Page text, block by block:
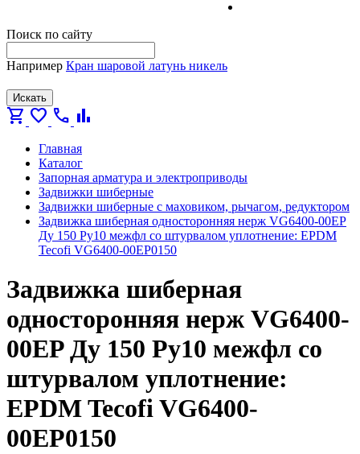
Поиск по сайту
Например Кран шаровой латунь никель
Искать
shopping_cart favorite call bar_chart
Главная
Каталог
Запорная арматура и электроприводы
Задвижки шиберные
Задвижки шиберные с маховиком, рычагом, редуктором
Задвижка шиберная односторонняя нерж VG6400-00EP
Ду 150 Ру10 межфл со штурвалом уплотнение: EPDM
Tecofi VG6400-00EP0150
Задвижка шиберная
односторонняя нерж VG6400-
00EP Ду 150 Ру10 межфл со
штурвалом уплотнение:
EPDM Tecofi VG6400-
00EP0150